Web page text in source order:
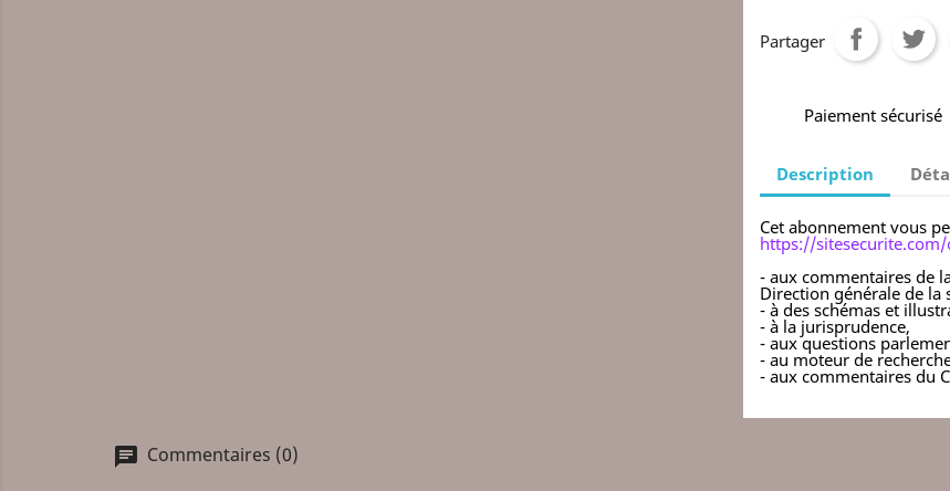
Partager
Paiement sécurisé
Description
Cet abonnement vous
https://
- aux commentaires de
Direction générale de la
- à des schémas et
- à la jurisprudence,
- aux questions
- au moteur de
- aux commentaires du
Commentaires (0)